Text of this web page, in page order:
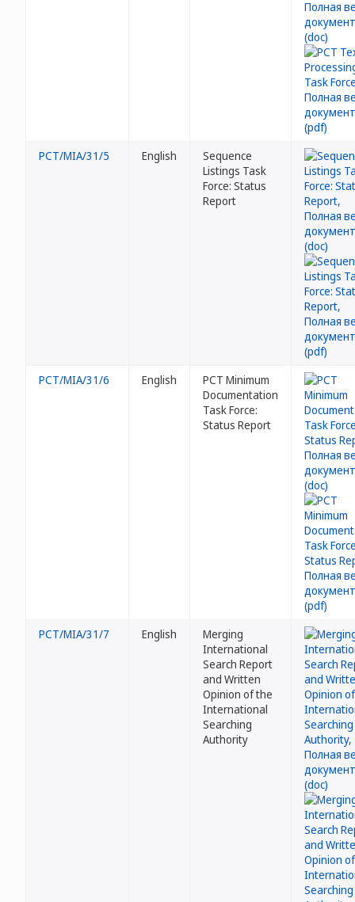
PCT/MIA/31/5 English
Sequence
Listings Task
Force: Status
Report
PCT/MIA/31/6 English
PCT Minimum
Documentation
Task Force:
Status Report
PCT/MIA/31/7 English
Merging
International
Search Report
and Written
Opinion of the
International
Searching
Authority